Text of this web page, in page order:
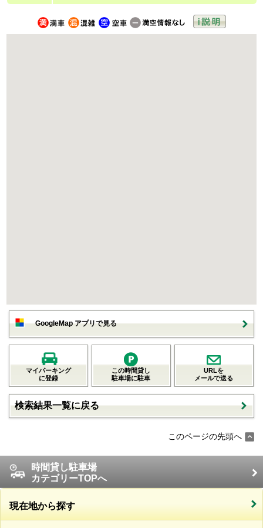
GoogleMap アプリで見る
マイパーキング
に登録
この時間貸し
駐車場に駐車
URLを
メールで送る
検索結果一覧に戻る
このページの先頭へ
時間貸し駐車場
カテゴリーTOPへ
現在地から探す